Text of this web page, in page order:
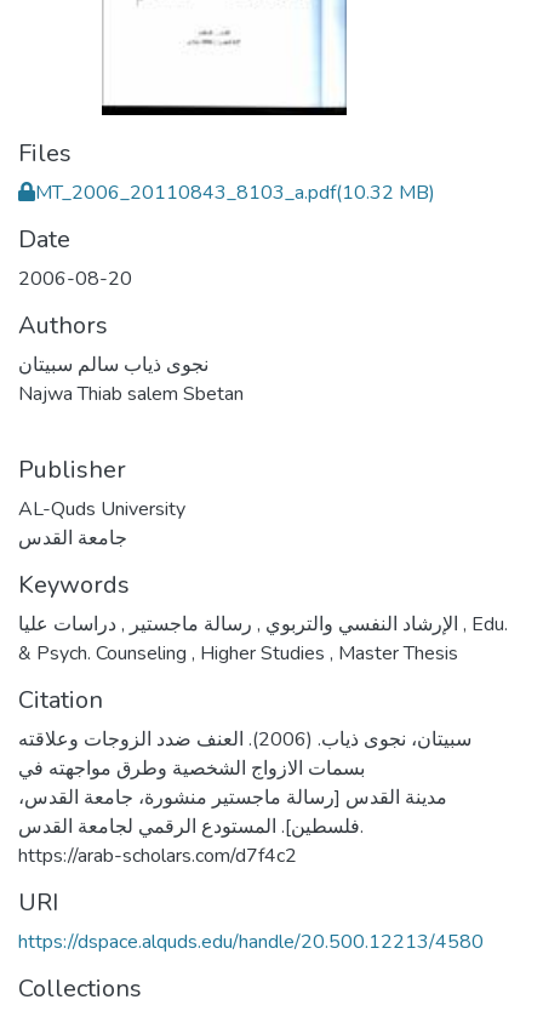
Files
MT_2006_20110843_8103_a.pdf(10.32 MB)
Date
2006-08-20
Authors
نجوى ذياب سالم سبيتان
Najwa Thiab salem Sbetan
Publisher
AL-Quds University
جامعة القدس
Keywords
الإرشاد النفسي والتربوي , رسالة ماجستير , , Edu.
& Psych. Counseling , Higher Studies , Master Thesis
Citation
سبيتان، نجوى ذياب. (2006). العنف ضدد الزوجات وعلاقته
بسمات الازواج الشخصية وطرق مواجهته في
مدينة القدس [رسالة ماجستير منشورة، جامعة القدس،
فلسطين]. المستودع الرقمي لجامعة القدس.
https://arab-scholars.com/d7f4c2
URI
https://dspace.alquds.edu/handle/20.500.12213/4580
Collections